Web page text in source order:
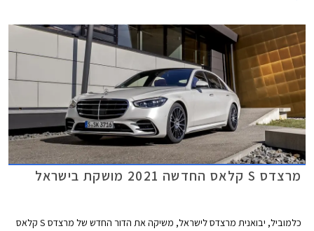
מרצדס S קלאס החדשה 2021 מושקת בישראל
כלמוביל, יבואנית מרצדס לישראל, משיקה את הדור החדש של מרצדס S קלאס